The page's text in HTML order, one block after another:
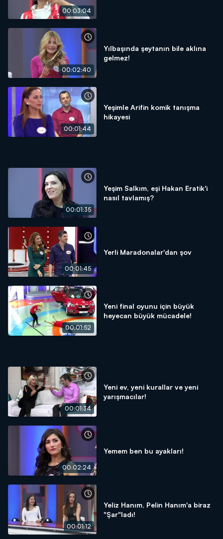
00:03:04
00:02:40
Yılbaşında şeytanın bile aklına
gelmez!
00:01:44
Yeşimle Arifin komik tanışma
hikayesi
00:01:35
Yeşim Salkım, eşi Hakan Eratik'i
nasıl tavlamış?
00:01:45
Yerli Maradonalar'dan şov
00:01:52
Yeni final oyunu için büyük
heyecan büyük mücadele!
00:01:34
Yeni ev, yeni kurallar ve yeni
yarışmacılar!
00:02:24
Yemem ben bu ayakları!
00:01:12
Yeliz Hanım, Pelin Hanım'a biraz
"Şar"ladı!